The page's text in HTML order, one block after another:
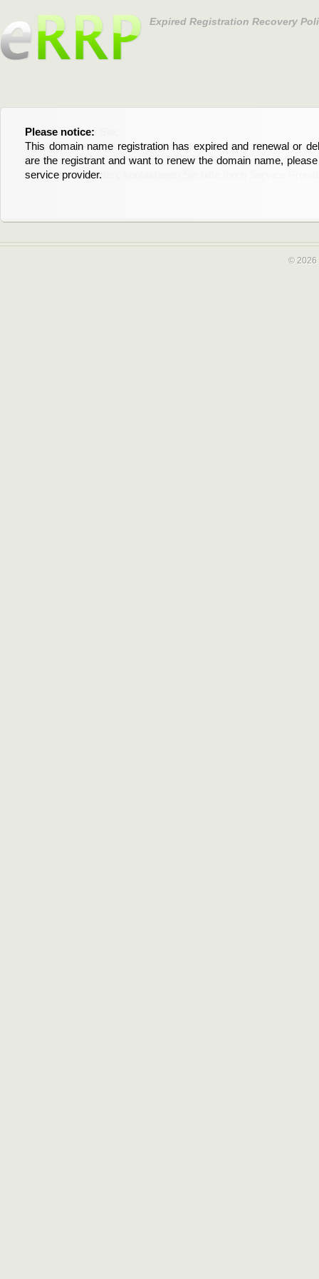
Expired Registration Recovery
Please notice:
This domain name registration has expired and renewal or
are the registrant and want to renew the domain name,
service provider.
Bitte beachten Sie:
Diese Domainregistrierung ist abgelaufen und die
Domain stehen an. Wenn Sie der Registrant sind und
verlängern möchten, kontaktieren Sie bitte Ihren Service-
© 2026